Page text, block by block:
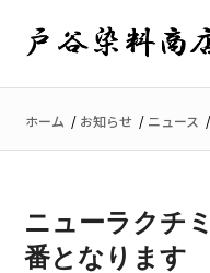
ホーム / お知らせ / ニュース /
ニューラクチ
番となります